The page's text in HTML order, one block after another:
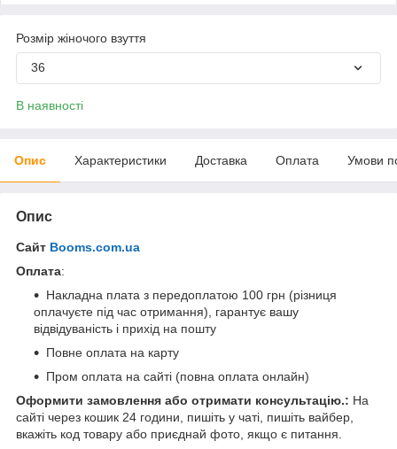
Розмір жіночого взуття
36
В наявності
Опис Характеристики Доставка Оплата Умови
Опис
Сайт Booms.com.ua
Оплата:
Накладна плата з передоплатою 100 грн (різниця
оплачуєте під час отримання), гарантує вашу
відвідуваність і прихід на пошту
Повне оплата на карту
Пром оплата на сайті (повна оплата онлайн)
Оформити замовлення або отримати консультацію.: На
сайті через кошик 24 години, пишіть у чаті, пишіть вайбер,
вкажіть код товару або приєднай фото, якщо є питання.